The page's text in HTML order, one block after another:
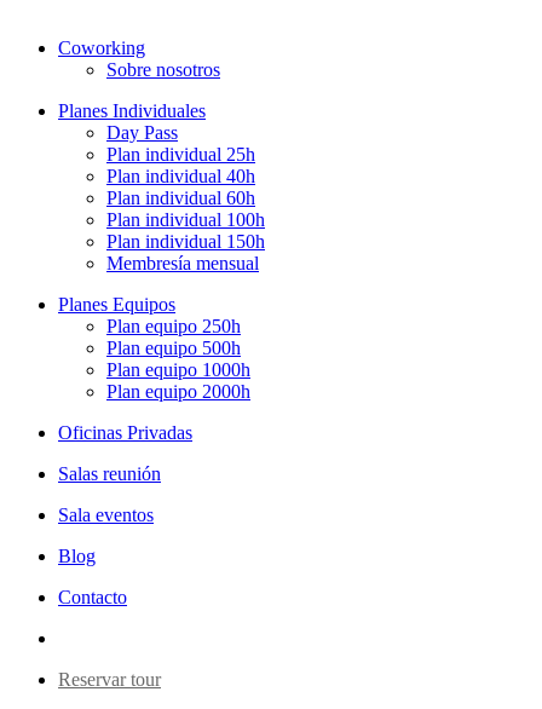
Close
Coworking
Sobre nosotros
Planes Individuales
Day Pass
Plan individual 25h
Plan individual 40h
Plan individual 60h
Plan individual 100h
Plan individual 150h
Membresía mensual
Planes Equipos
Plan equipo 250h
Plan equipo 500h
Plan equipo 1000h
Plan equipo 2000h
Oficinas Privadas
Salas reunión
Sala eventos
Blog
Contacto
Reservar tour